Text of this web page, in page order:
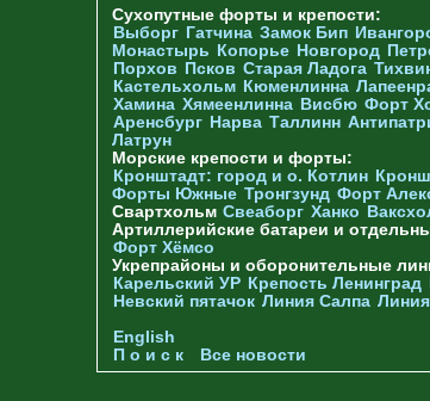
Сухопутные форты и крепости:
Выборг Гатчина Замок Бип
Монастырь
Копорье Новгород
Порхов
Псков Старая Ладога
Кастельхольм Кюменлинна
Хамина Хямеенлинна Висбю Форт
Аренсбург Нарва Таллинн
Латрун
Морские крепости и форты:
Кронштадт: город и о. Котлин
Форты Южные Тронгзунд Форт
Свартхольм Свеаборг Ханко
Артиллерийские батареи и
Форт Хёмсо
Укрепрайоны и оборонительные
Карельский УР Крепость Ленинград
Невский пятачок Линия Салпа
English
П о и с к
Все новости